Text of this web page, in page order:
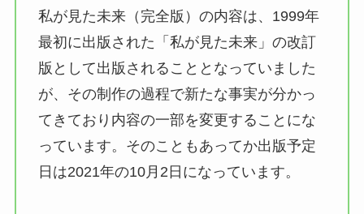
私が見た未来（完全版）の内容は、1999年
最初に出版された「私が見た未来」の改訂
版として出版されることとなっていました
が、その制作の過程で新たな事実が分かっ
てきており内容の一部を変更することにな
っています。そのこともあってか出版予定
日は2021年の10月2日になっています。